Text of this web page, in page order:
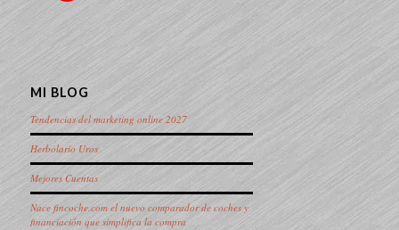
MI BLOG
Tendencias del marketing online 2027
Herbolario Uros
Mejores Cuentas
Nace fincoche.com el nuevo comparador de coches y
financiación que simplifica la compra